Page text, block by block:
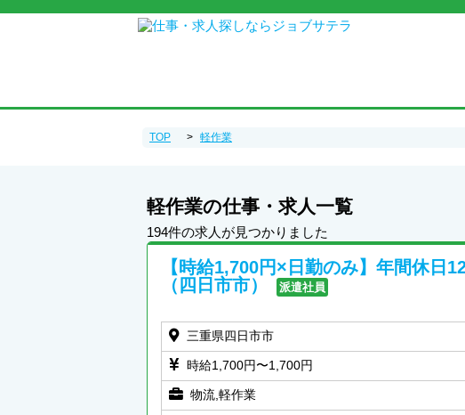
TOP 軽作業
軽作業の仕事・求人一覧
194件の求人が見つかりました
【時給1,700円×日勤のみ】年間休日
（四日市市）
派遣社員
三重県四日市市
時給1,700円〜1,700円
物流,軽作業